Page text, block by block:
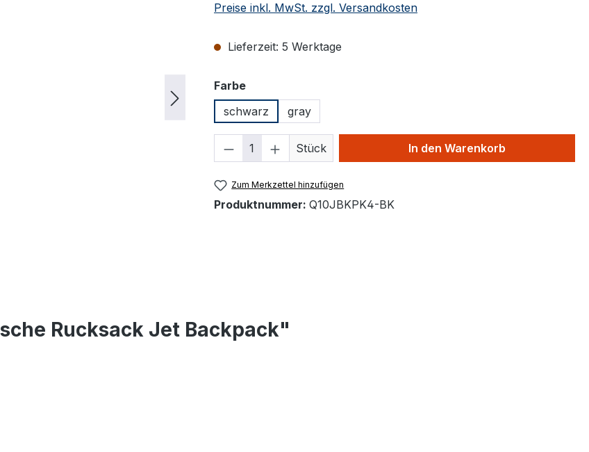
Preise inkl. MwSt. zzgl. Versandkosten
Lieferzeit: 5 Werktage
Farbeauswählen
schwarz
gray
Produkt Anzahl: Gib den gewünschten Wert
Stück In den Warenkorb
Zum Merkzettel hinzufügen
Produktnummer: Q10JBKPK4-BK
Rucksack Jet Backpack"